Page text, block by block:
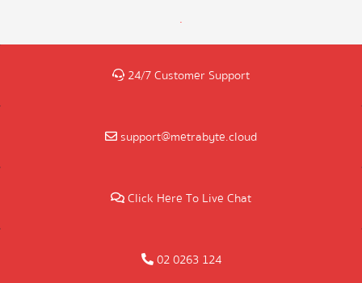
.
24/7 Customer Support
support@metrabyte.cloud
Click Here To Live Chat
02 0263 124